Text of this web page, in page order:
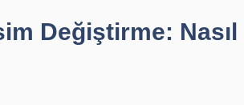
Değiştirme: Nasıl